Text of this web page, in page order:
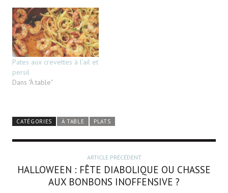
Pates aux crevettes à l’ail et
persil
Dans "À table"
CATÉGORIES À TABLE PLATS
ARTICLE PRÉCÉDENT
HALLOWEEN : FÊTE DIABOLIQUE OU CHASSE
AUX BONBONS INOFFENSIVE ?